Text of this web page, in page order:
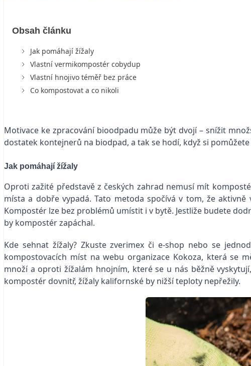
Obsah článku
Jak pomáhají žížaly
Vlastní vermikompostér cobydup
Vlastní hnojivo téměř bez práce
Co kompostovat a co nikoli
Motivace ke zpracování bioodpadu může být dvojí – snížit
dostatek kontejnerů na biodpad, a tak se hodí, když si pomůžete
Jak pomáhají žížaly
Oproti zažité představě z českých zahrad nemusí mít
místa a dobře vypadá. Tato metoda spočívá v tom, že
Kompostér lze bez problémů umístit i v bytě. Jestliže budete
by kompostér zapáchal.
Kde sehnat žížaly? Zkuste zverimex či e-shop nebo se
kompostovacích míst na webu organizace Kokoza, která se
množí a oproti žížalám hnojním, které se u nás běžně
kompostér dovnitř, žížaly kalifornské by nižší teploty nepřežily.